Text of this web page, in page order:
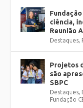
ciência,
Reunião
Destaques,
Projetos
são
SBPC
Destaques,
Fundação